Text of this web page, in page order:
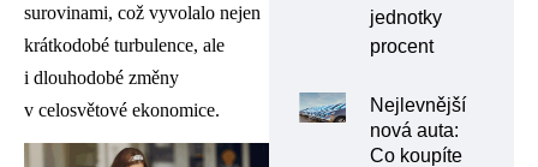
surovinami, což vyvolalo nejen
krátkodobé turbulence, ale
i dlouhodobé změny
v celosvětové ekonomice.
jednotky
procent
Nejlevnější
nová auta:
Co koupíte